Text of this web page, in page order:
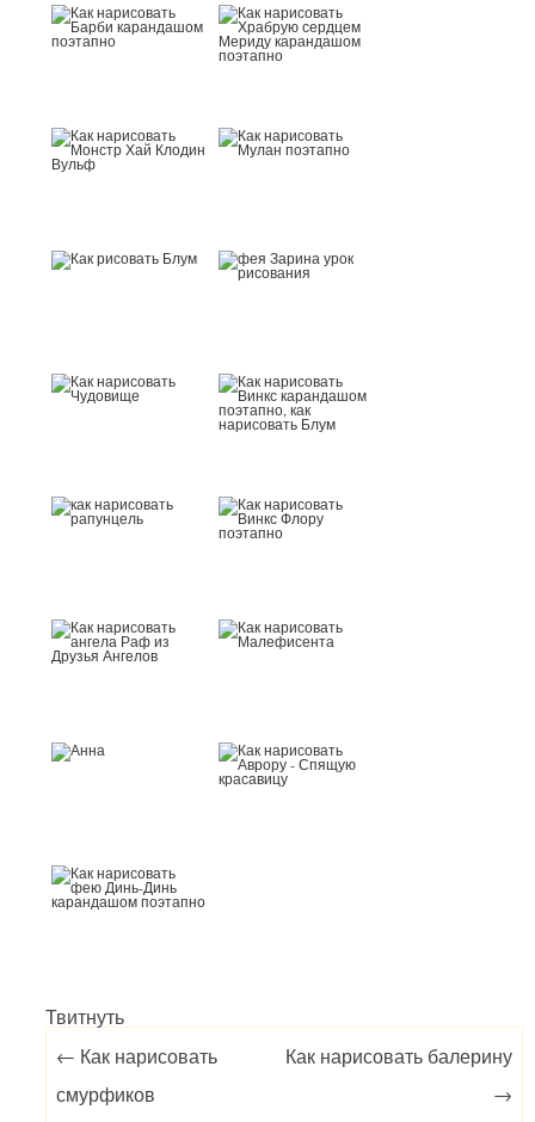
Твитнуть
Post navigation
← Как нарисовать
смурфиков
Как нарисовать балерину
→